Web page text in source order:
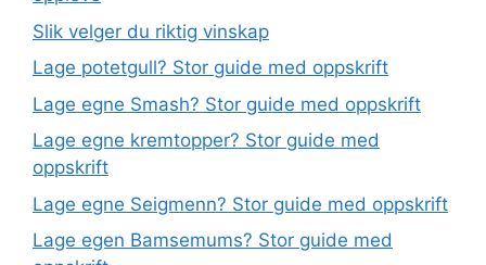
Slik velger du riktig vinskap
Lage potetgull? Stor guide med oppskrift
Lage egne Smash? Stor guide med oppskrift
Lage egne kremtopper? Stor guide med
oppskrift
Lage egne Seigmenn? Stor guide med oppskrift
Lage egen Bamsemums? Stor guide med